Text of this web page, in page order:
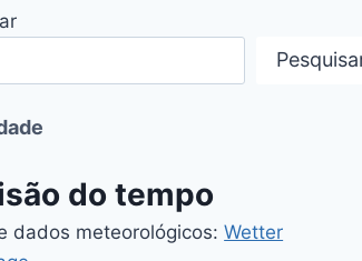
do tempo
dados meteorológicos:Wetter